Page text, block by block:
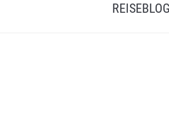
REISEBLOG